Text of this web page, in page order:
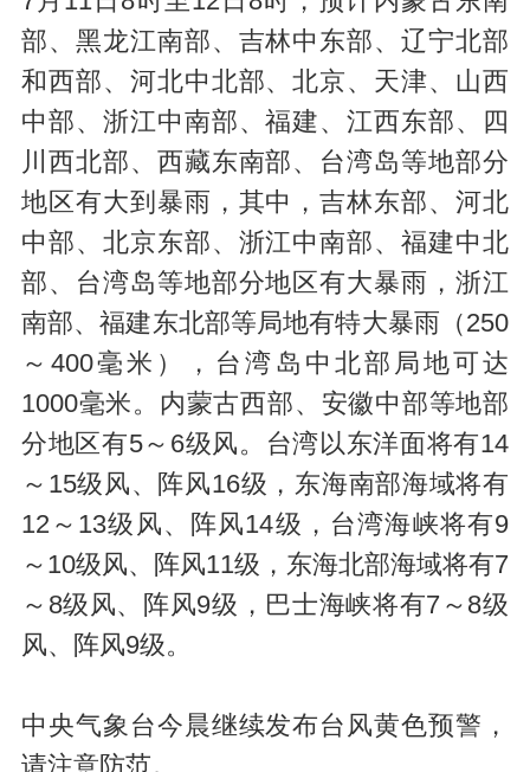
部、黑龙江南部、吉林中东部、辽宁北部
和西部、河北中北部、北京、天津、山西
中部、浙江中南部、福建、江西东部、四
川西北部、西藏东南部、台湾岛等地部分
地区有大到暴雨，其中，吉林东部、河北
中部、北京东部、浙江中南部、福建中北
部、台湾岛等地部分地区有大暴雨，浙江
南部、福建东北部等局地有特大暴雨（250
～400毫米），台湾岛中北部局地可达
1000毫米。内蒙古西部、安徽中部等地部
分地区有5～6级风。台湾以东洋面将有14
～15级风、阵风16级，东海南部海域将有
12～13级风、阵风14级，台湾海峡将有9
～10级风、阵风11级，东海北部海域将有7
～8级风、阵风9级，巴士海峡将有7～8级
风、阵风9级。
中央气象台今晨继续发布台风黄色预警，
请注意防范。